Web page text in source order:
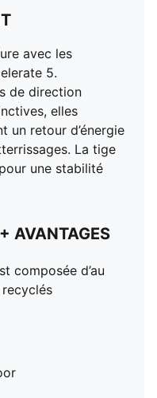
avec les
5.
de direction
elles
un retour d’énergie
La tige
une stabilité
AVANTAGES
composée d’au